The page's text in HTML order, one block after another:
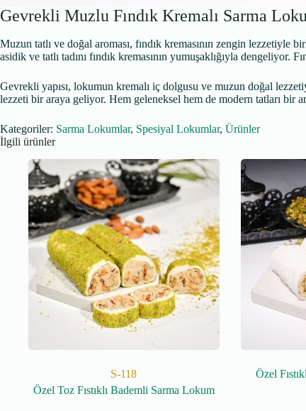
Gevrekli Muzlu Fındık Kremalı Sarma
Muzun tatlı ve doğal aroması, fındık kremasının zengin lezzetiyle
asidik ve tatlı tadını fındık kremasının yumuşaklığıyla dengeliyor.
Gevrekli yapısı, lokumun kremalı iç dolgusu ve muzun doğal
lezzeti bir araya geliyor. Hem geleneksel hem de modern tatları bir
Kategoriler: Sarma Lokumlar, Spesiyal Lokumlar, Ürünler
İlgili ürünler
S-118
Özel Toz Fıstıklı Bademli Sarma Lokum
Özel